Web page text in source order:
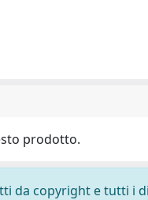
prodotto.
da copyright e tutti i